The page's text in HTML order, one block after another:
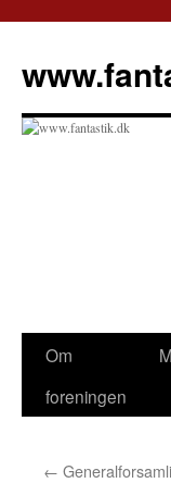
indhold
Om
foreningen
←